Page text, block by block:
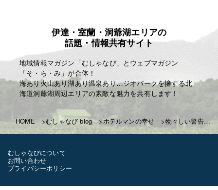
伊達・室蘭・洞爺湖エリアの
話題・情報共有サイト
地域情報マガジン「むしゃなび」とウェブマガジン
「そ・ら・み」が合体！
海あり火山あり湖あり温泉あり…ジオパークを擁する北
海道洞爺湖周辺エリアの素敵な魅力を共有します！
HOME むしゃなび blog ホテルマンの幸せ 物々しい警告…
むしゃなびについて
お問い合わせ
プライバシーポリシー